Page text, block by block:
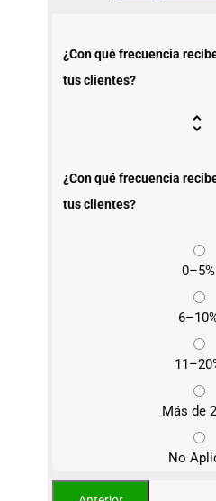
¿Con qué frecuencia
tus clientes?
¿Con qué frecuencia
tus clientes?
0–5%
Más de
No